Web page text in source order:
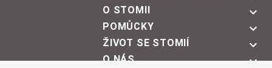
O STOMII
POMŮCKY
ŽIVOT SE STOMIÍ
O NÁS